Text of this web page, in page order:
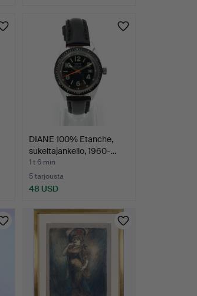
DIANE 100% Etanche,
sukeltajankello, 1960-…
1 t 6 min
5 tarjousta
48 USD